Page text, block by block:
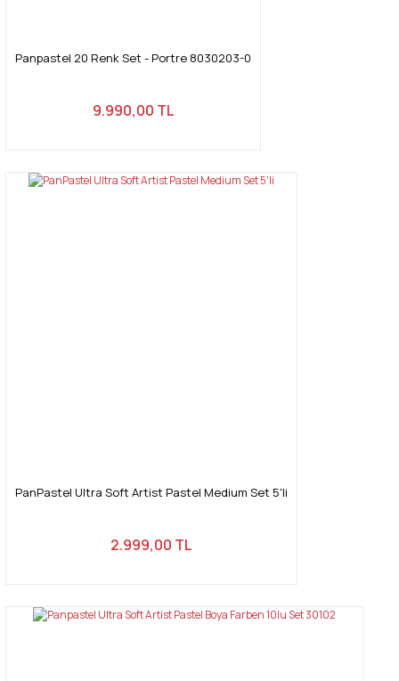
Panpastel 20 Renk Set - Portre 8030203-0
9.990,00 TL
PanPastel Ultra Soft Artist Pastel Medium Set 5'li
2.999,00 TL